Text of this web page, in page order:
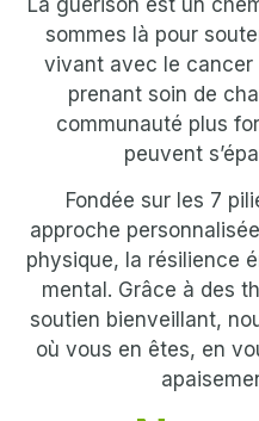
sommes là pour
vivant avec le cancer
prenant soin de
communauté plus
peuvent
Fondée sur les 7
approche
physique, la résilience
mental. Grâce à des
soutien bienveillant,
où vous en êtes, en